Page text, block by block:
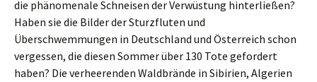
die phänomenale Schneisen der Verwüstung hinterließen?
Haben sie die Bilder der Sturzfluten und
Überschwemmungen in Deutschland und Österreich schon
vergessen, die diesen Sommer über 130 Tote gefordert
haben? Die verheerenden Waldbrände in Sibirien, Algerien